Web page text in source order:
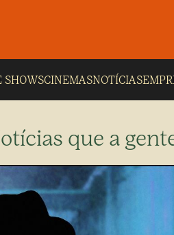
SHOWSCINEMASNOTÍCIAS
que a